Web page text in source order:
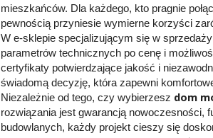
mieszkańców. Dla każdego, kto pragnie
pewnością przyniesie wymierne korzyści
W e-sklepie specjalizującym się w
parametrów technicznych po cenę i
certyfikaty potwierdzające jakość i
świadomą decyzję, która zapewni
Niezależnie od tego, czy wybierzesz dom
rozwiązania jest gwarancją nowoczesności,
budowlanych, każdy projekt cieszy się